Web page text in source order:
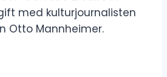
med kulturjournalisten
Otto Mannheimer.